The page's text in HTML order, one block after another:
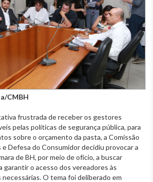
CMBH
frustrada de receber os gestores
pelas políticas de segurança pública, para
sobre o orçamento da pasta, a Comissão
Defesa do Consumidor decidiu provocar a
de BH, por meio de ofício, a buscar
garantir o acesso dos vereadores às
O tema foi deliberado em